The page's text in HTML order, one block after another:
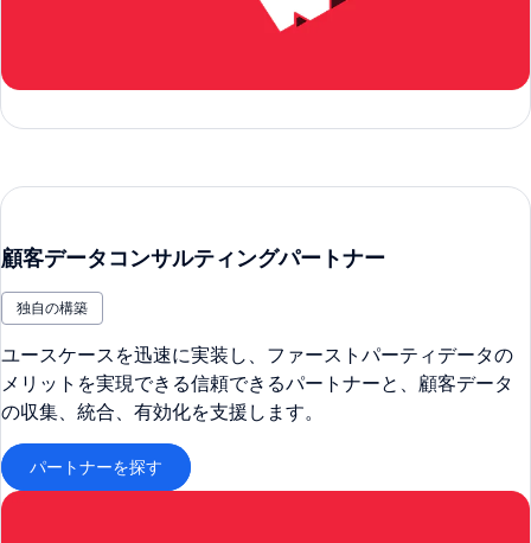
顧客データコンサルティングパートナー
独自の構築
ユースケースを迅速に実装し、ファーストパーティデータの
メリットを実現できる信頼できるパートナーと、顧客データ
の収集、統合、有効化を支援します。
パートナーを探す